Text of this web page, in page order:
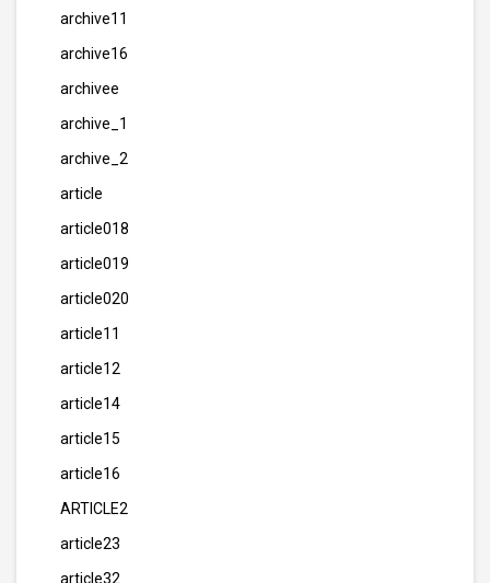
archive11
archive16
archivee
archive_1
archive_2
article
article018
article019
article020
article11
article12
article14
article15
article16
ARTICLE2
article23
article32